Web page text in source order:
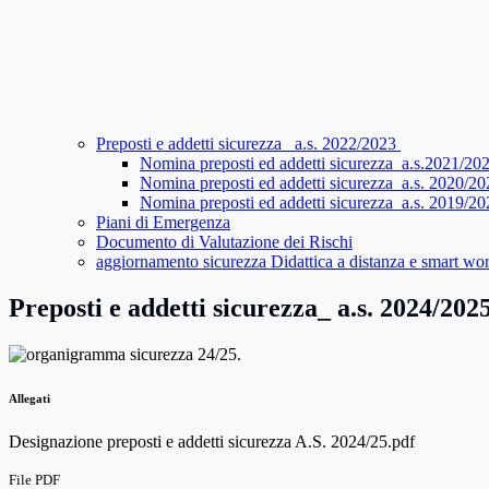
Preposti e addetti sicurezza_ a.s. 2022/2023
Nomina preposti ed addetti sicurezza_a.s.2021/
Nomina preposti ed addetti sicurezza_a.s. 2020/
Nomina preposti ed addetti sicurezza_a.s. 2019/
Piani di Emergenza
Documento di Valutazione dei Rischi
aggiornamento sicurezza Didattica a distanza e smart
Preposti e addetti sicurezza_ a.s. 2024/
.
Allegati
Designazione preposti e addetti sicurezza A.S. 2024/25.pdf
File PDF